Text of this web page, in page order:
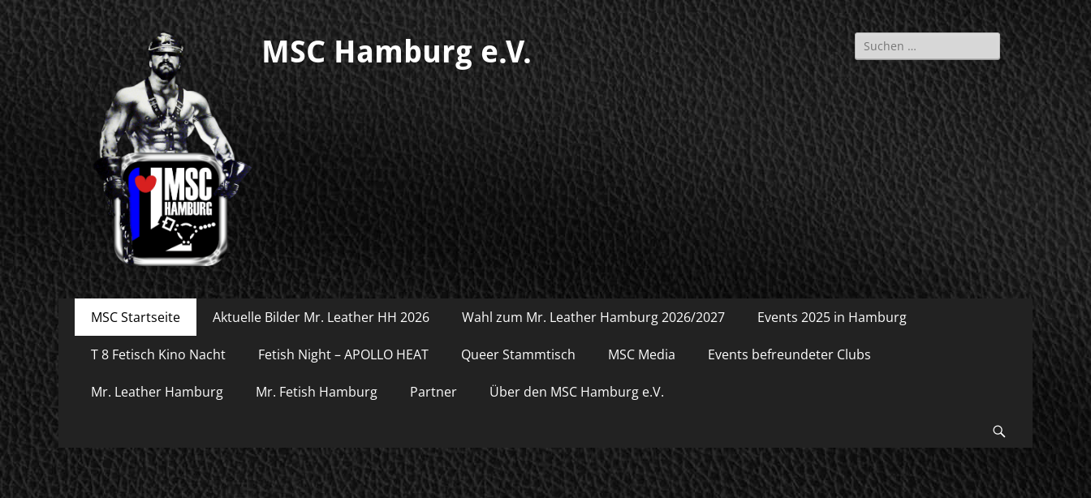
MSC Hamburg e.V.
Suche
nach:
Primäres
Menü
Inhalt
springen
MSC Startseite Aktuelle Bilder Mr. Leather HH 2026 Wahl zum Mr. Leather Hamburg 2026/2027 Events 2025 in Hamburg
T 8 Fetisch Kino Nacht Fetish Night – APOLLO HEAT Queer Stammtisch MSC Media Events befreundeter Clubs
Mr. Leather Hamburg Mr. Fetish Hamburg Partner Über den MSC Hamburg e.V.
Suchen